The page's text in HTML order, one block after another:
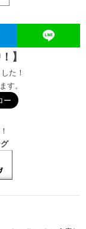
】
た！
す。